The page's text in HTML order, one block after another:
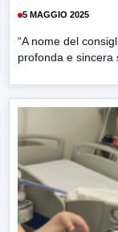
5 MAGGIO 2025
“A nome del
profonda e sincera